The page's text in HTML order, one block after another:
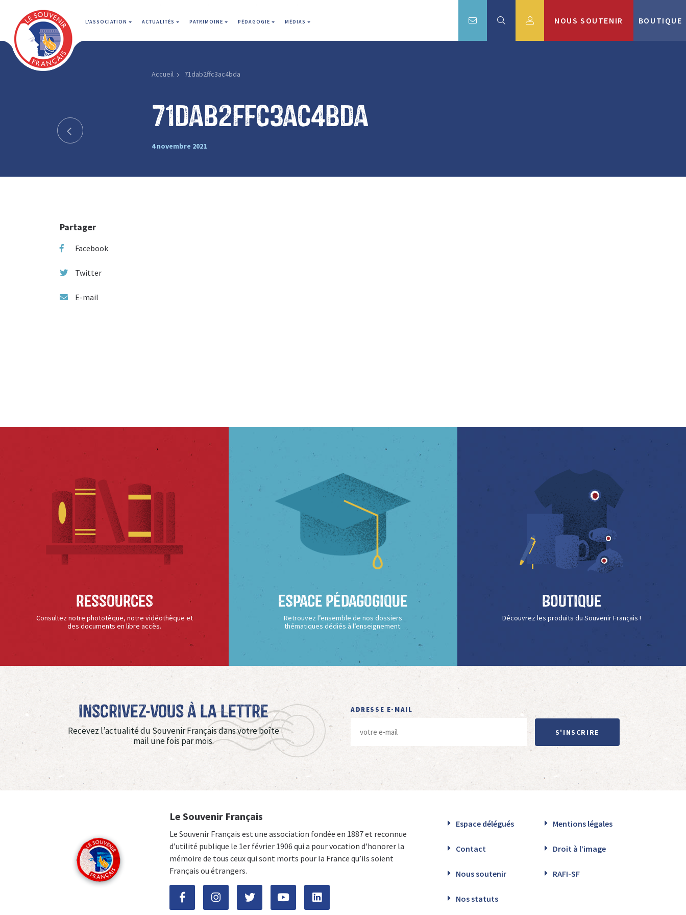
L'ASSOCIATION ACTUALITÉS PATRIMOINE PÉDAGOGIE MÉDIAS NOUS SOUTENIR BOUTIQUE
Accueil 71dab2ffc3ac4bda
71dab2ffc3ac4bda
4 novembre 2021
Partager
Facebook
Twitter
E-mail
Ressources
Consultez notre phototèque, notre vidéothèque et
des documents en libre accès.
Espace Pédagogique
Retrouvez l’ensemble de nos dossiers
thématiques dédiés à l’enseignement.
Boutique
Découvrez les produits du Souvenir Français !
Inscrivez-vous à La Lettre
Recevez l’actualité du Souvenir Français dans votre boîte
mail une fois par mois.
ADRESSE E-MAIL
S'INSCRIRE
Le Souvenir Français
Le Souvenir Français est une association fondée en 1887 et reconnue
d’utilité publique le 1er février 1906 qui a pour vocation d'honorer la
mémoire de tous ceux qui sont morts pour la France qu’ils soient
Français ou étrangers.
Espace délégués Mentions légales
Contact Droit à l’image
Nous soutenir RAFI-SF
Nos statuts